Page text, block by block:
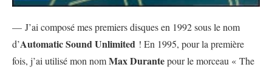
— J’ai composé mes premiers disques en 1992 sous le nom
d’Automatic Sound Unlimited ! En 1995, pour la première
fois, j’ai utilisé mon nomMax Durantepour le morceau « The